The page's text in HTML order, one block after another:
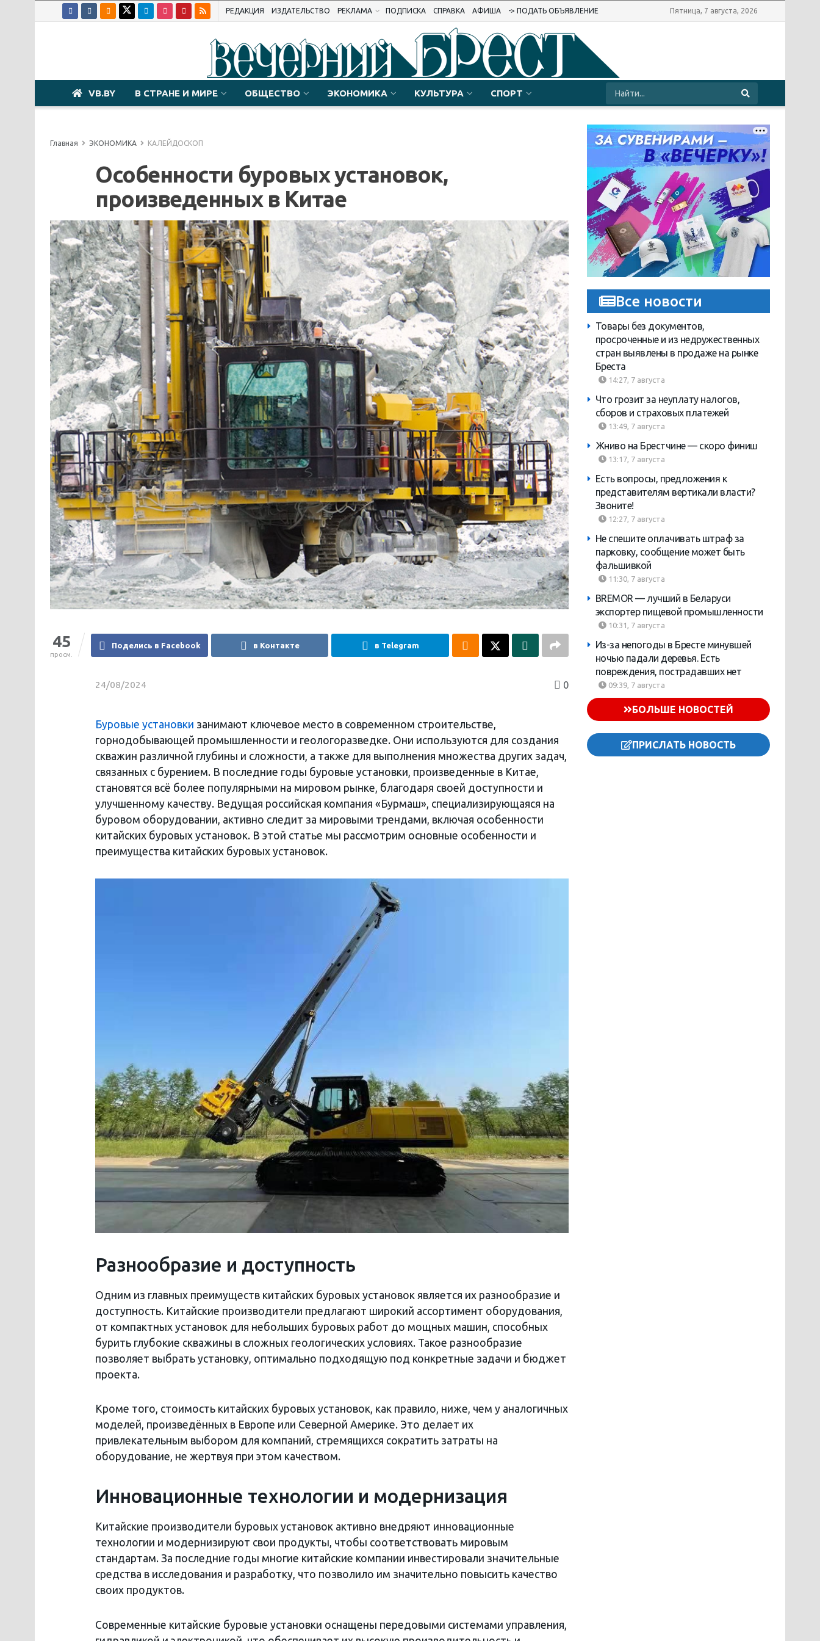
РЕДАКЦИЯ ИЗДАТЕЛЬСТВО РЕКЛАМА ПОДПИСКА СПРАВКА АФИША -> ПОДАТЬ ОБЪЯВЛЕНИЕ Пятница, 7 августа, 2026
VB.BY В СТРАНЕ И МИРЕ ОБЩЕСТВО ЭКОНОМИКА КУЛЬТУРА СПОРТ
Главная ЭКОНОМИКА КАЛЕЙДОСКОП
Особенности буровых установок,
произведенных в Китае
45
просм.
Поделись в Facebook в Контакте в Telegram
24/08/2024 0
Буровые установки занимают ключевое место в современном строительстве,
горнодобывающей промышленности и геологоразведке. Они используются для создания
скважин различной глубины и сложности, а также для выполнения множества других задач,
связанных с бурением. В последние годы буровые установки, произведенные в Китае,
становятся всё более популярными на мировом рынке, благодаря своей доступности и
улучшенному качеству. Ведущая российская компания «Бурмаш», специализирующаяся на
буровом оборудовании, активно следит за мировыми трендами, включая особенности
китайских буровых установок. В этой статье мы рассмотрим основные особенности и
преимущества китайских буровых установок.
Разнообразие и доступность
Одним из главных преимуществ китайских буровых установок является их разнообразие и
доступность. Китайские производители предлагают широкий ассортимент оборудования,
от компактных установок для небольших буровых работ до мощных машин, способных
бурить глубокие скважины в сложных геологических условиях. Такое разнообразие
позволяет выбрать установку, оптимально подходящую под конкретные задачи и бюджет
проекта.
Кроме того, стоимость китайских буровых установок, как правило, ниже, чем у аналогичных
моделей, произведённых в Европе или Северной Америке. Это делает их
привлекательным выбором для компаний, стремящихся сократить затраты на
оборудование, не жертвуя при этом качеством.
Инновационные технологии и модернизация
Китайские производители буровых установок активно внедряют инновационные
технологии и модернизируют свои продукты, чтобы соответствовать мировым
стандартам. За последние годы многие китайские компании инвестировали значительные
средства в исследования и разработку, что позволило им значительно повысить качество
своих продуктов.
Современные китайские буровые установки оснащены передовыми системами управления,
Все новости
Товары без документов,
просроченные и из недружественных
стран выявлены в продаже на рынке
Бреста
14:27, 7 августа
Что грозит за неуплату налогов,
сборов и страховых платежей
13:49, 7 августа
Жниво на Брестчине — скоро финиш
13:17, 7 августа
Есть вопросы, предложения к
представителям вертикали власти?
Звоните!
12:27, 7 августа
Не спешите оплачивать штраф за
парковку, сообщение может быть
фальшивкой
11:30, 7 августа
BREMOR — лучший в Беларуси
экспортер пищевой промышленности
10:31, 7 августа
Из-за непогоды в Бресте минувшей
ночью падали деревья. Есть
повреждения, пострадавших нет
09:39, 7 августа
БОЛЬШЕ НОВОСТЕЙ
ПРИСЛАТЬ НОВОСТЬ